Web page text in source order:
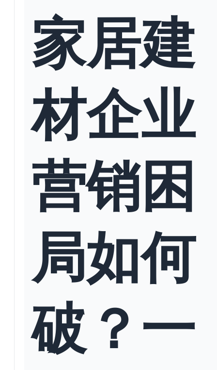
家居建
材企业
营销困
局如何
破？一